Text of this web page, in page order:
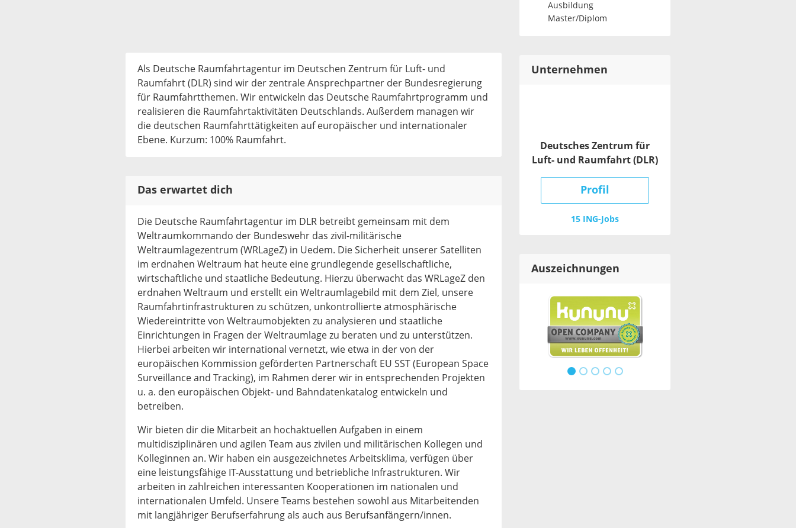
Als Deutsche Raumfahrtagentur im Deutschen Zentrum für Luft- und
Raumfahrt (DLR) sind wir der zentrale Ansprechpartner der Bundesregierung
für Raumfahrtthemen. Wir entwickeln das Deutsche Raumfahrtprogramm und
realisieren die Raumfahrtaktivitäten Deutschlands. Außerdem managen wir
die deutschen Raumfahrttätigkeiten auf europäischer und internationaler
Ebene. Kurzum: 100% Raumfahrt.
Das erwartet dich
Die Deutsche Raumfahrtagentur im DLR betreibt gemeinsam mit dem
Weltraumkommando der Bundeswehr das zivil-militärische
Weltraumlagezentrum (WRLageZ) in Uedem. Die Sicherheit unserer Satelliten
im erdnahen Weltraum hat heute eine grundlegende gesellschaftliche,
wirtschaftliche und staatliche Bedeutung. Hierzu überwacht das WRLageZ den
erdnahen Weltraum und erstellt ein Weltraumlagebild mit dem Ziel, unsere
Raumfahrtinfrastrukturen zu schützen, unkontrollierte atmosphärische
Wiedereintritte von Weltraumobjekten zu analysieren und staatliche
Einrichtungen in Fragen der Weltraumlage zu beraten und zu unterstützen.
Hierbei arbeiten wir international vernetzt, wie etwa in der von der
europäischen Kommission geförderten Partnerschaft EU SST (European Space
Surveillance and Tracking), im Rahmen derer wir in entsprechenden Projekten
u. a. den europäischen Objekt- und Bahndatenkatalog entwickeln und
betreiben.
Wir bieten dir die Mitarbeit an hochaktuellen Aufgaben in einem
multidisziplinären und agilen Team aus zivilen und militärischen Kollegen und
Kolleginnen an. Wir haben ein ausgezeichnetes Arbeitsklima, verfügen über
eine leistungsfähige IT-Ausstattung und betriebliche Infrastrukturen. Wir
arbeiten in zahlreichen interessanten Kooperationen im nationalen und
internationalen Umfeld. Unsere Teams bestehen sowohl aus Mitarbeitenden
mit langjähriger Berufserfahrung als auch aus Berufsanfängern/innen.
Ausbildung
Master/Diplom
Unternehmen
Deutsches Zentrum für
Luft- und Raumfahrt (DLR)
Profil
15 ING-Jobs
Auszeichnungen